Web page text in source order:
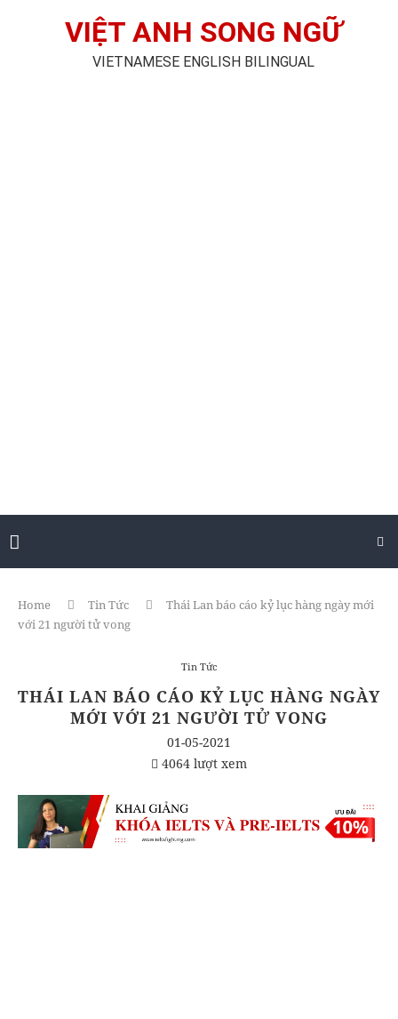
VIỆT ANH SONG NGỮ
VIETNAMESE ENGLISH BILINGUAL
Home Tin Tức
Thái Lan báo cáo kỷ lục hàng ngày mới
với 21 người tử vong
Tin Tức
THÁI LAN BÁO CÁO KỶ LỤC HÀNG NGÀY
MỚI VỚI 21 NGƯỜI TỬ VONG
01-05-2021
4064 lượt xem